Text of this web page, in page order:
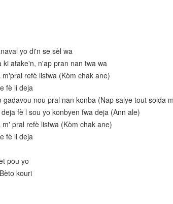
yo di'n se sèl wa
atake'n, n'ap pran nan twa wa
refè listwa (Kòm chak ane)
fè li deja
nou pral nan konba (Nap salye tout solda
fè l sou yo konbyen fwa deja (Ann ale)
pral refè listwa (Kòm chak ane)
fè li deja
pou yo
kouri